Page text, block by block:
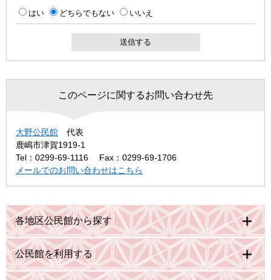
はい どちらでもない いいえ
このページに関するお問い合わせ先
大野公民館
代表
鹿嶋市津賀1919-1
Tel：0299-69-1116
Fax：0299-69-1706
メールでのお問い合わせはこちら
各地区公民館から探す
公民館を利用する